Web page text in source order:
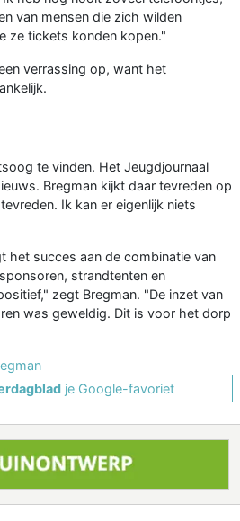
van mensen die zich wilden
ze tickets konden kopen."
verrassing op, want het
te vinden. Het Jeugdjournaal
Bregman kijkt daar tevreden op
Ik kan er eigenlijk niets
het succes aan de combinatie van
strandtenten en
zegt Bregman. "De inzet van
was geweldig. Dit is voor het dorp
je Google-favoriet